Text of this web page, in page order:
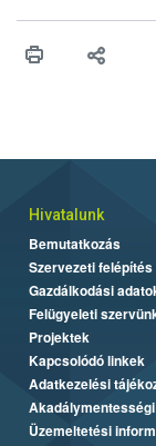
vonni az ebek
Hivatalunk
Bemutatkozás
Szervezeti felépítés
Gazdálkodási
Felügyeleti
Projektek
Kapcsolódó linkek
Adatkezelési
Üzemeltetési